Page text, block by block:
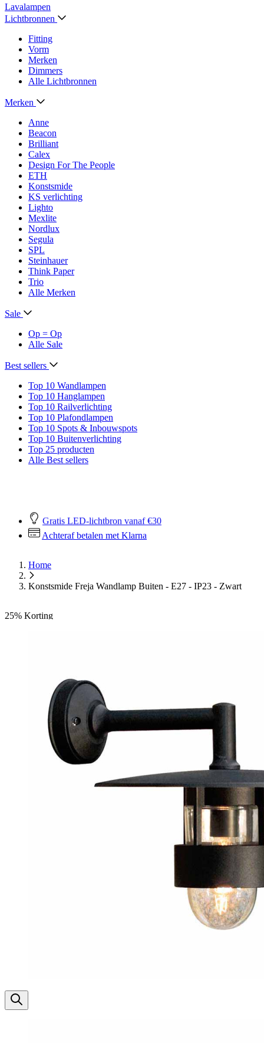
Lavalampen
Lichtbronnen
Fitting
Vorm
Merken
Dimmers
Alle Lichtbronnen
Merken
Anne
Beacon
Brilliant
Calex
Design For The People
ETH
Konstsmide
KS verlichting
Lighto
Mexlite
Nordlux
Segula
SPL
Steinhauer
Think Paper
Trio
Alle Merken
Sale
Op = Op
Alle Sale
Best sellers
Top 10 Wandlampen
Top 10 Hanglampen
Top 10 Railverlichting
Top 10 Plafondlampen
Top 10 Spots & Inbouwspots
Top 10 Buitenverlichting
Top 25 producten
Alle Best sellers
Gratis LED-lichtbron vanaf €30
Achteraf betalen met Klarna
Home
Konstsmide Freja Wandlamp Buiten - E27 - IP23 - Zwart
25% Korting